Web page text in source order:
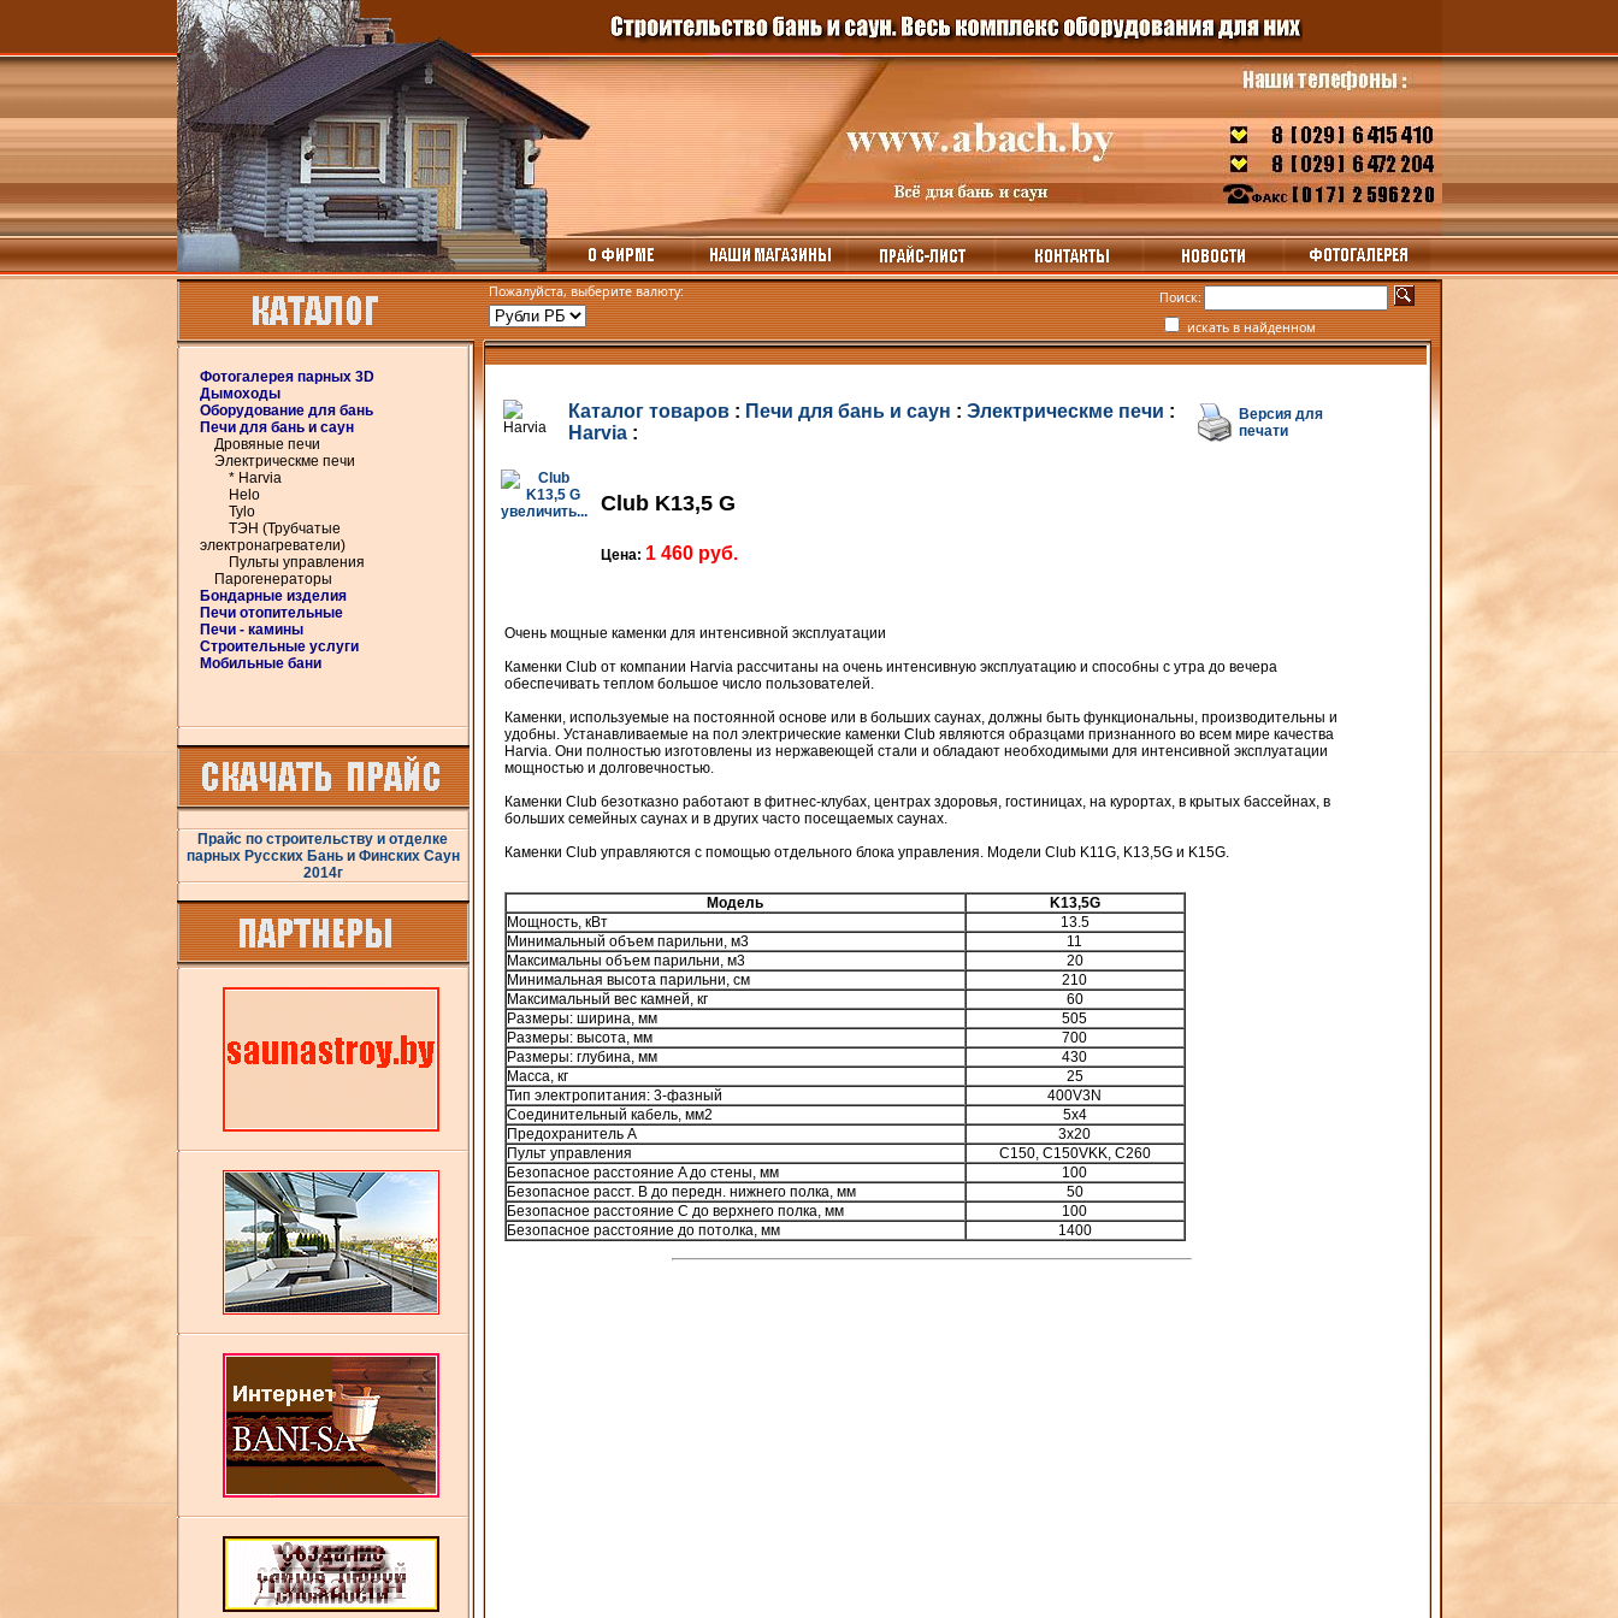
Фотогалерея парных 3D
Дымоходы
Оборудование для бань
Печи для бань и саун
Дровяные печи
Электрическме печи
* Harvia
Helo
Tylo
ТЭН (Трубчатые
электронагреватели)
Пульты управления
Парогенераторы
Бондарные изделия
Печи отопительные
Печи - камины
Строительные услуги
Мобильные бани
Прайс по строительству и отделке
парных Русских Бань и Финских Саун
2014г
Пожалуйста, выберите валюту:
Поиск:
искать в найденном
Каталог товаров: Печи для бань и саун : Электрическме печи :
Harvia:
Версия для
печати
увеличить... Club K13,5 G
Цена: 1 460 руб.
Очень мощные каменки для интенсивной эксплуатации
Каменки Club от компании Harvia рассчитаны на очень интенсивную эксплуатацию и способны с утра до вечера
обеспечивать теплом большое число пользователей.
Каменки, используемые на постоянной основе или в больших саунах, должны быть функциональны, производительны и
удобны. Устанавливаемые на пол электрические каменки Club являются образцами признанного во всем мире качества
Harvia. Они полностью изготовлены из нержавеющей стали и обладают необходимыми для интенсивной эксплуатации
мощностью и долговечностью.
Каменки Club безотказно работают в фитнес-клубах, центрах здоровья, гостиницах, на курортах, в крытых бассейнах, в
больших семейных саунах и в других часто посещаемых саунах.
Каменки Club управляются с помощью отдельного блока управления. Модели Club K11G, K13,5G и K15G.
Модель
K13,5G
Мощность, кВт
13.5
Минимальный объем парильни, м3
11
Максимальны объем парильни, м3
20
Минимальная высота парильни, см
210
Максимальный вес камней, кг
60
Размеры: ширина, мм
505
Размеры: высота, мм
700
Размеры: глубина, мм
430
Масса, кг
25
Тип электропитания: 3-фазный
400V3N
Соединительный кабель, мм2
5x4
Предохранитель A
3x20
Пульт управления
C150, C150VKK, C260
Безопасное расстояние A до стены, мм
100
Безопасное расст. B до передн. нижнего полка, мм
50
Безопасное расстояние C до верхнего полка, мм
100
Безопасное расстояние до потолка, мм
1400